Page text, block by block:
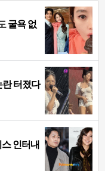
굴욕 없
터졌다
스 인터내